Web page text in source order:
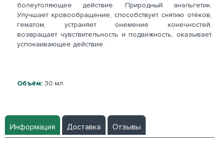
болеутоляющее действие. Природный анальгетик.
Улучшает кровообращение, способствует снятию отёков,
гематом, устраняет онемение конечностей,
возвращает чувствительность и подвижность, оказывает
успокаивающее действие.
Объём: 30 мл
Информация Доставка Отзывы